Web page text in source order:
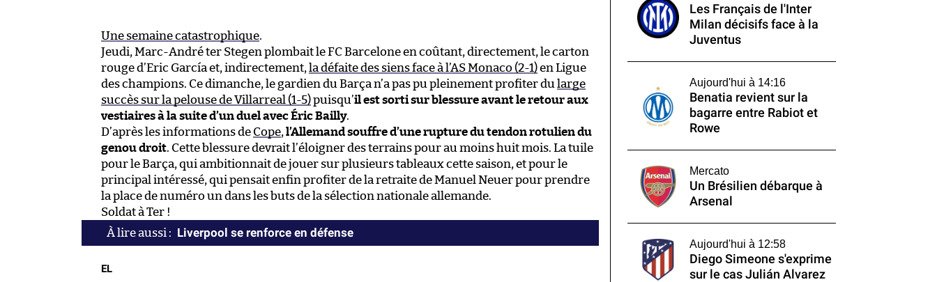
Une semaine catastrophique.
Jeudi, Marc-André ter Stegen plombait le FC Barcelone en coûtant, directement, le carton
rouge d’Eric García et, indirectement, la défaite des siens face à l’AS Monaco (2-1)en Ligue
des champions. Ce dimanche, le gardien du Barça n’a pas pu pleinement profiter du large
succès sur la pelouse de Villarreal (1-5)puisqu’il est sorti sur blessure avant le retour aux
vestiaires à la suite d’un duel avec Éric Bailly.
D’après les informations de Cope, l’Allemand souffre d’une rupture du tendon rotulien du
genou droit. Cette blessure devrait l’éloigner des terrains pour au moins huit mois. La tuile
pour le Barça, qui ambitionnait de jouer sur plusieurs tableaux cette saison, et pour le
principal intéressé, qui pensait enfin profiter de la retraite de Manuel Neuer pour prendre
la place de numéro un dans les buts de la sélection nationale allemande.
Soldat à Ter !
Liverpool se renforce en défense
EL
Les Français de l'Inter
Milan décisifs face à la
Juventus
Aujourd'hui à 14:16
Benatia revient sur la
bagarre entre Rabiot et
Rowe
Mercato
Un Brésilien débarque à
Arsenal
Aujourd'hui à 12:58
Diego Simeone s'exprime
sur le cas Julián Alvarez